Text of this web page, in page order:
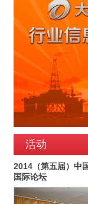
活动
2014（第五届）中
国际论坛